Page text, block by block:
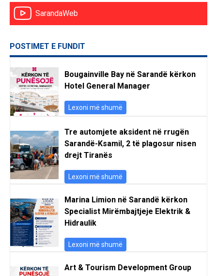
SarandaWeb
POSTIMET E FUNDIT
Bougainville Bay në Sarandë kërkon
Hotel General Manager
Lexoni më shumë
Tre automjete aksident në rrugën
Sarandë-Ksamil, 2 të plagosur nisen
drejt Tiranës
Lexoni më shumë
Marina Limion në Sarandë kërkon
Specialist Mirëmbajtjeje Elektrik &
Hidraulik
Lexoni më shumë
Art & Tourism Development Group